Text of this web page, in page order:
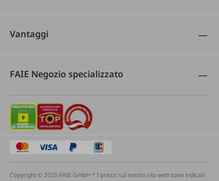
Vantaggi
FAIE Negozio specializzato
Copyright © 2025 FAIE GmbH * I prezzi sul nostro sito web sono indicati